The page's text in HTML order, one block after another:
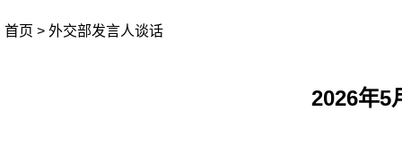
首页 > 外交部发言人谈话
2026年5